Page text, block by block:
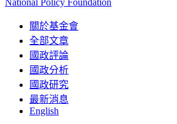
National Policy Foundation
關於基金會
全部文章
國政評論
國政分析
國政研究
最新消息
English